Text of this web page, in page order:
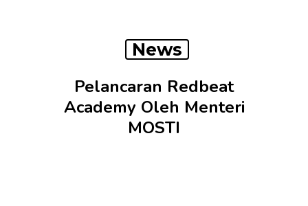
News
Pelancaran Redbeat
Academy Oleh Menteri
MOSTI